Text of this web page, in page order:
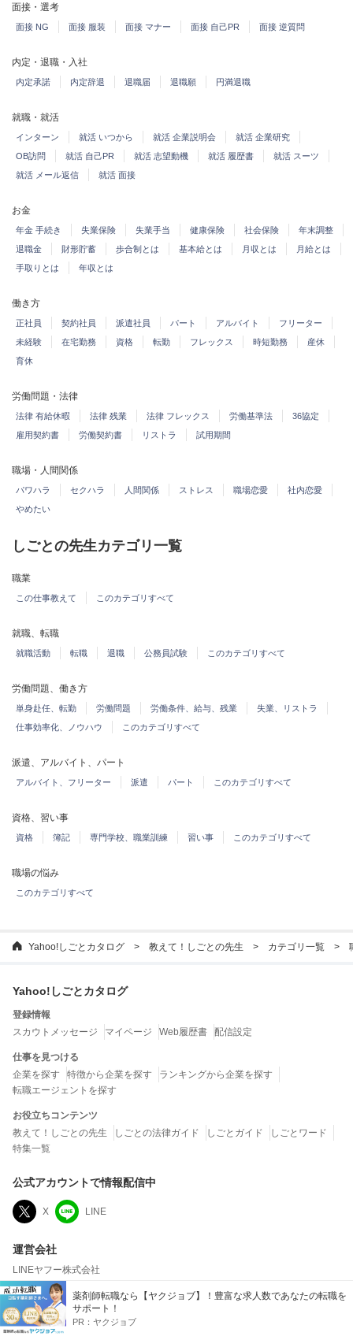
面接・選考
面接 NG 面接 服装 面接 マナー 面接 自己PR 面接 逆質問
内定・退職・入社
内定承諾 内定辞退 退職届 退職願 円満退職
就職・就活
インターン 就活 いつから 就活 企業説明会
就活 企業研究
OB訪問
就活 自己PR 就活 志望動機 就活 履歴書
就活 スーツ
就活 メール返信
就活 面接
お金
年金 手続き 失業保険 失業手当 健康保険 社会保険
年末調整
退職金
財形貯蓄 歩合制とは 基本給とは 月収とは
月給とは
手取りとは
年収とは
働き方
正社員 契約社員 派遣社員 パート アルバイト
フリーター
未経験
在宅勤務 資格 転勤 フレックス 時短勤務
産休
育休
労働問題・法律
法律 有給休暇 法律 残業 法律 フレックス 労働基準法
36協定
雇用契約書
労働契約書 リストラ 試用期間
職場・人間関係
パワハラ セクハラ 人間関係 ストレス 職場恋愛
社内恋愛
やめたい
しごとの先生カテゴリ一覧
職業
この仕事教えて このカテゴリすべて
就職、転職
就職活動 転職 退職 公務員試験 このカテゴリすべて
労働問題、働き方
単身赴任、転勤 労働問題 労働条件、給与、残業
失業、リストラ
仕事効率化、ノウハウ
このカテゴリすべて
派遣、アルバイト、パート
アルバイト、フリーター 派遣 パート このカテゴリすべて
資格、習い事
資格 簿記 専門学校、職業訓練 習い事 このカテゴリすべて
職場の悩み
このカテゴリすべて
Yahoo!しごとカタログ 教えて！しごとの先生 カテゴリ一覧
薬剤師転職なら【ヤクジョブ】！豊富な求人数であなたの転職を
サポート！
PR： ヤクジョブ
Yahoo!しごとカタログ
登録情報
スカウトメッセージ
マイページ Web履歴書 配信設定
仕事を見つける
企業を探す
特徴から企業を探す
ランキングから企業を探す
転職エージェントを探す
お役立ちコンテンツ
教えて！しごとの先生
しごとの法律ガイド しごとガイド
しごとワード
特集一覧
公式アカウントで情報配信中
X LINE
運営会社
LINEヤフー株式会社
当社は、クチコミの内容およびこれを利用した結果について、何ら保証するもので
はなく、一切の責任を負いません。
転職・就職で人気の企業